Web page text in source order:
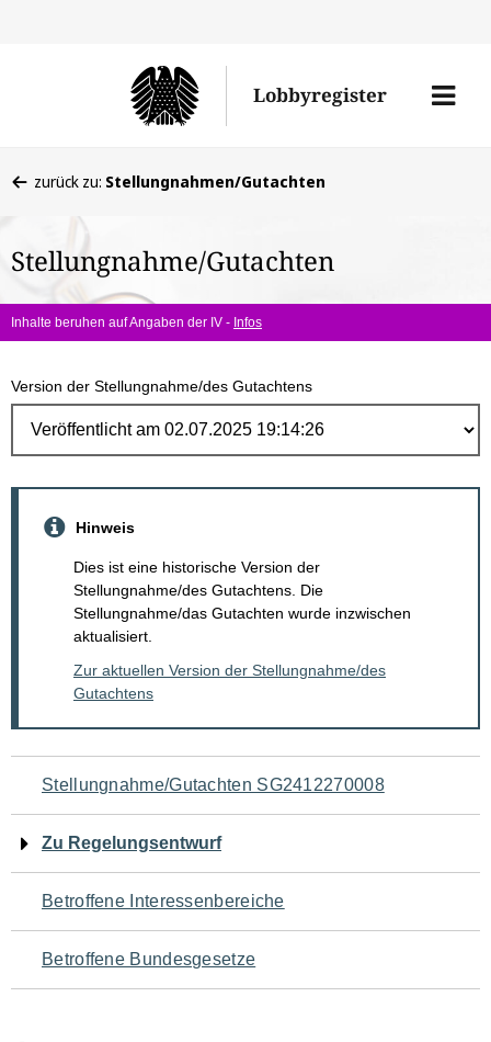
Lobbyregister
Menü
befinden
hier:
zurück zu: Stellungnahmen/Gutachten
Stellungnahme/Gutachten
Inhalte beruhen auf Angaben der IV - Infos
Version der Stellungnahme/des Gutachtens
Hinweis
Dies ist eine historische Version der
Stellungnahme/des Gutachtens. Die
Stellungnahme/das Gutachten wurde inzwischen
aktualisiert.
Zur aktuellen Version der Stellungnahme/des
Gutachtens
Navigation
für
den
Seiteninhalt
Stellungnahme/Gutachten SG2412270008
Zu Regelungsentwurf
Betroffene Interessenbereiche
Betroffene Bundesgesetze